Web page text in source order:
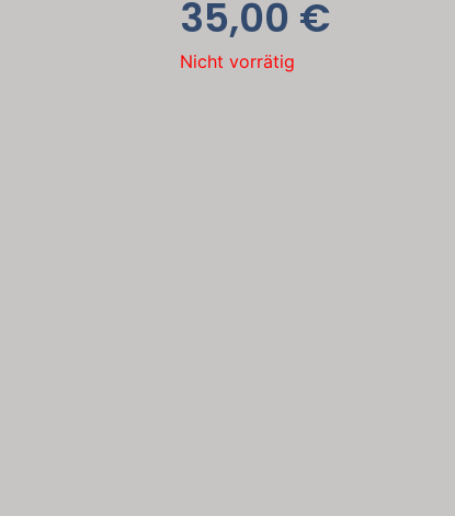
35,00 €
Nicht vorrätig